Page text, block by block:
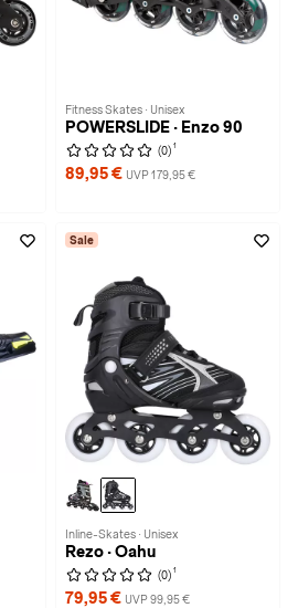
Fitness Skates · Unisex
POWERSLIDE · Enzo 90
(0) 1
89,95 € UVP 179,95 €
Sale
Inline-Skates · Unisex
Rezo · Oahu
(0) 1
79,95 € UVP 99,95 €